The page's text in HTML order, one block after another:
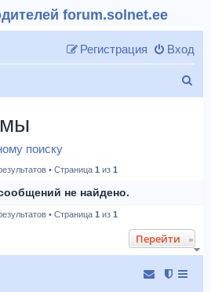
forum.solnet.ee
Вход
Регистрация
поиску
• Страница 1 из 1
не найдено.
• Страница 1 из 1
Перейти